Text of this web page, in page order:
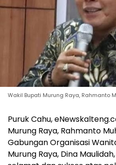
Wakil Bupati Murung Raya, Rahmanto
Puruk Cahu,
Murung Raya, Rahmanto
Gabungan Organisasi
Murung Raya, Dina